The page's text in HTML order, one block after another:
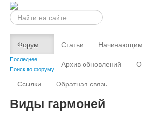
Искать...
Форум
Последнее
Поиск по форуму
Статьи Начинающим
Архив обновлений
О
Ссылки
Обратная связь
Виды гармоней